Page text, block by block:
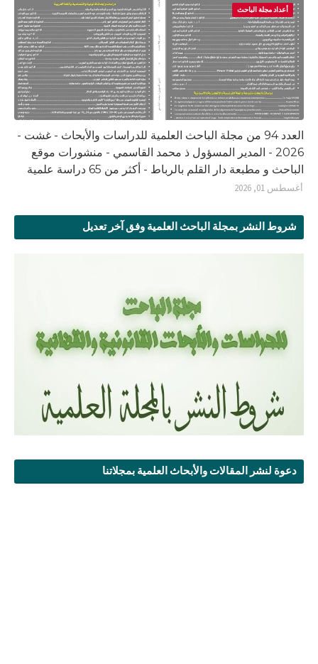
أعداد مجلة الباحث
العدد 94 من مجلة الباحث العلمية للدراسات والأبحاث - غشت -
2026 - المدير المسؤول ذ محمد القاسمي - منشورات موقع
الباحث و مطبعة دار القلم بالرباط - أكثر من 65 دراسة علمية
أغسطس 01, 2026
شروط النشر بمجلة الباحث العلمية وفق آخر تعديل
دعوة لنشر المقالات والأبحاث العلمية بمجلاتنا